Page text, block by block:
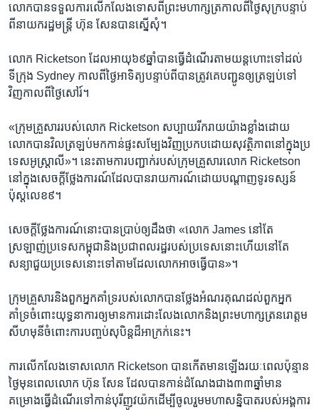
លោក​បាន​ទទួល​ការ​លើកលែង​ទោសពី​ព្រះ​មហាក្សត្រ​កាល​ពី​ថ្ងៃ​សុក្រ​បន្ទាប់​
ពី​នាយក​រដ្ឋមន្ត្រី ហ៊ុន សែនបាន​ស្នើ​សុំ។
លោក Ricketson ​ដែល​អាយុ​៦៩​ឆ្នាំ​បាន​ធ្វើ​ដំណើរ​តាម​យន្តហោះ​ទៅ​ដល់​
ទីក្រុង​ Sydney កាល​ពី​ថ្ងៃ​អាទិត្យ​បន្ទាប់​ពីបានត្រូវ​គេ​បញ្ជូន​ឲ្យ​ត្រឡប់​ទៅ​
វិញ​កាល​ពី​ថ្ងៃ​សៅរ៍។
«ក្រុម​គ្រួសារ​របស់​លោក Ricketson សប្បាយ​រីករាយ​យ៉ាង​ខ្លាំង​ដោយ
លោក​បាន​វិល​ត្រឡប់​មកកាន់​ផ្ទះ​សម្បែង​វិញ​ប្រកប​ដោយ​សុវត្ថិភាព​នៅ​ក្នុង​ប្រ​
ទេស​អូស្ត្រាលី»។ នេះតាម​ការ​បញ្ជាក់​របស់​ក្រុម​គ្រួសារ​លោក Ricketson
នៅ​ក្នុង​សេចក្តី​ថ្លែងការណ៍​ដែល​បាន​រាយការណ៍​ដោយ​បណ្តាញ​ទូរទស្សន៍​
ប៉ុស្ត​លេខ៩។
សេចក្តី​ថ្លែងការណ៍​នោះ​បាន​ប្រាប់​ឲ្យ​ដឹងថា «លោក James ​នៅ​តែ​
ស្រឡាញ់​ប្រ​ទេស​កម្ពុជា​និង​ប្រជា​ពលរដ្ឋ​របស់​ប្រទេស​នោះ​ហើយ​នៅតែ​
សន្យាជួយ​ប្រ​ទេស​នោះ​ទៅ​តាម​ដែល​លោក​អាច​ធ្វើ​បាន»។
ក្រុម​គ្រួសារនិង​ពួក​អ្នក​គាំទ្រ​របស់​លោក​បាន​ថ្លែង​អំណរ​គុណ​ដល់​ពួក​អ្នក
គាំទ្រ​ចំពោះ​យុទ្ធនាការ​ឲ្យ​មានការ​ដោះ​លែងលោក​និង​ព្រះ​មហាក្សត្រនរោត្តម
សីហមុនី​ចំពោះ​ការ​បញ្ចប់​សុបិន្ត​ដ៏​អាក្រក់​នេះ។
ការ​លើក​លែង​ទោស​លោក Ricketson បាន​កើត​មាន​ឡើង​រយៈ​ពេល​ប៉ុន្មាន​
ថ្ងៃ​មុន​ពេល​លោក ហ៊ុន ​សែន ​ដែល​បាន​កាន់​ដំណែង​ជាង​៣៣ឆ្នាំ​មាន​
គម្រោង​ធ្វើ​ដំណើរ​ទៅ​កាន់​បុរី​ញូវយ៉ក​ដើម្បី​ចូលរួម​មហាសន្និបាត​របស់​អង្គការ​